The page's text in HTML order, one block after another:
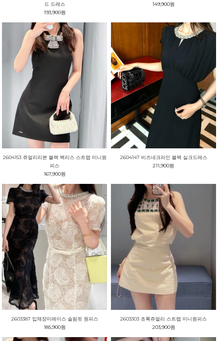
드 드레스
193,900원
149,900원
2604153 쥬얼리리본 블랙 백리스 스트랩 미니원
피스
167,900원
2604147 비즈네크라인 블랙 실크드레스
211,900원
2603387 입체장미레이스 슬림핏 원피스
185,900원
2603303 초록쥬얼리 스트랩 미니원피스
203,900원